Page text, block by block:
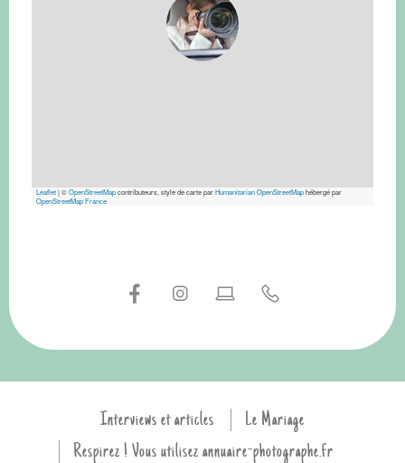
Leaflet|©OpenStreetMapcontributeurs, style de carte parHumanitarian OpenStreetMaphébergé par
OpenStreetMap France
Interviews et articles
Le Mariage
Respirez ! Vous utilisez annuaire-photographe.fr